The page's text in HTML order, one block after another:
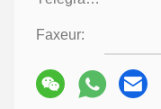
Faxeur: